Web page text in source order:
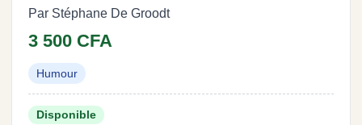
Par Stéphane De Groodt
3 500 CFA
Humour
Disponible